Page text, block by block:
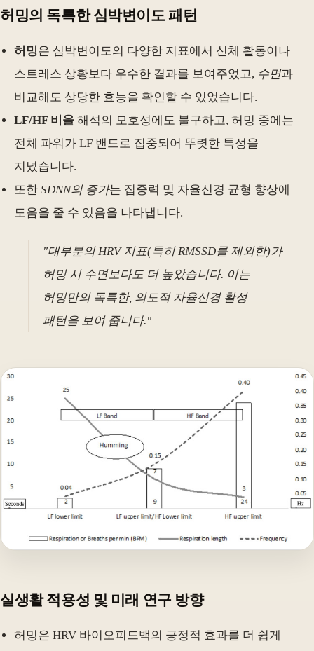
허밍의 독특한 심박변이도 패턴
허밍은 심박변이도의 다양한 지표에서 신체 활동이나
스트레스 상황보다 우수한 결과를 보여주었고, 수면과
비교해도 상당한 효능을 확인할 수 있었습니다.
LF/HF 비율 해석의 모호성에도 불구하고, 허밍 중에는
전체 파워가 LF 밴드로 집중되어 뚜렷한 특성을
지녔습니다.
또한 SDNN의 증가는 집중력 및 자율신경 균형 향상에
도움을 줄 수 있음을 나타냅니다.
"대부분의 HRV 지표(특히 RMSSD를 제외한)가
허밍 시 수면보다도 더 높았습니다. 이는
허밍만의 독특한, 의도적 자율신경 활성
패턴을 보여 줍니다."
실생활 적용성 및 미래 연구 방향
허밍은 HRV 바이오피드백의 긍정적 효과를 더 쉽게